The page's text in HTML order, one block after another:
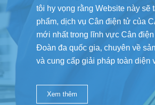
tôi hy vọng rằng Website này sẽ
phẩm, dịch vụ Cân điện tử của
mới nhất trong lĩnh vực Cân
Đoàn đa quốc gia, chuyên về
và cung cấp giải pháp toàn
Xem thêm